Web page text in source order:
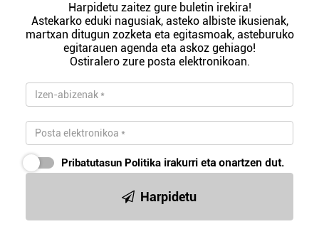
Harpidetu zaitez gure buletin irekira!
Astekarko eduki nagusiak, asteko albiste ikusienak,
martxan ditugun zozketa eta egitasmoak, asteburuko
egitarauen agenda eta askoz gehiago!
Ostiralero zure posta elektronikoan.
Pribatutasun Politika irakurri eta onartzen dut.
Harpidetu